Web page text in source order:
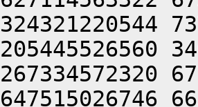
324321220544
205445526560
267334572320
647515026746